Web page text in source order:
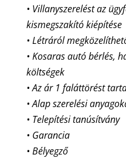
• Villanyszerelést az
kismegszakító kiépítése
• Létráról
• Kosaras autó bérlés,
költségek
• Az ár 1 faláttörést
• Alap szerelési
• Telepítési tanúsítvány
• Garancia
• Bélyegző